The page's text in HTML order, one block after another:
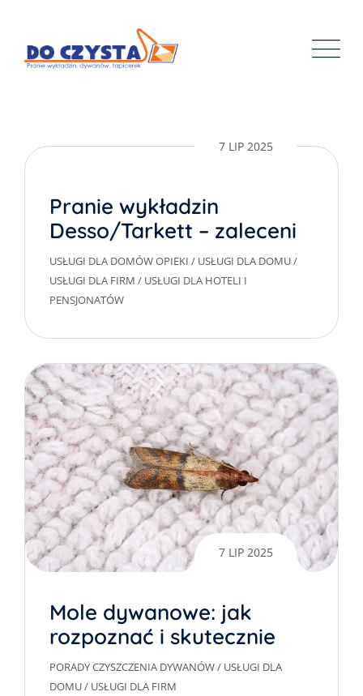
content
7 LIP 2025
Pranie wykładzin
Desso/Tarkett – zalecenia
producenta
USŁUGI DLA DOMÓW OPIEKI / USŁUGI DLA DOMU/
USŁUGI DLA FIRM / USŁUGI DLA HOTELI I
PENSJONATÓW
7 LIP 2025
Mole dywanowe: jak
rozpoznać i skutecznie
usunąć z domu
PORADY CZYSZCZENIA DYWANÓW/ USŁUGI DLA
DOMU/ USŁUGI DLA FIRM